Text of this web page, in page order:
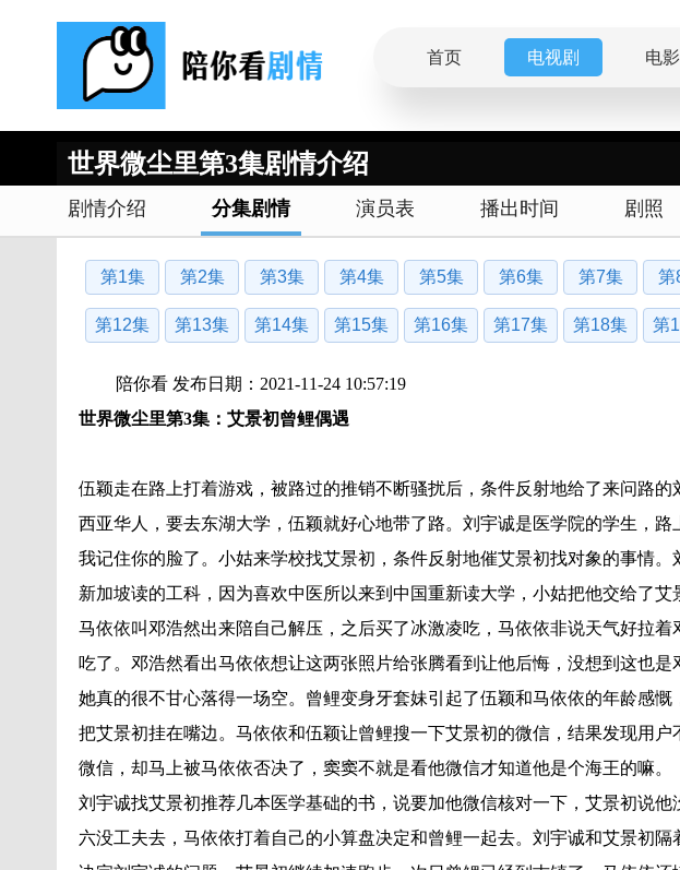
首页 电视剧 电影
世界微尘里第3集剧情介绍
剧情介绍 分集剧情 演员表 播出时间 剧照
第1集 第2集 第3集 第4集 第5集 第6集 第7集 第
第12集 第13集 第14集 第15集 第16集 第17集 第18集 第
陪你看 发布日期：2021-11-24 10:57:19
世界微尘里第3集：艾景初曾鲤偶遇
伍颖走在路上打着游戏，被路过的推销不断骚扰后，条件反射地给了来问路
西亚华人，要去东湖大学，伍颖就好心地带了路。刘宇诚是医学院的学生，路
我记住你的脸了。小姑来学校找艾景初，条件反射地催艾景初找对象的事情
新加坡读的工科，因为喜欢中医所以来到中国重新读大学，小姑把他交给了艾
马依依叫邓浩然出来陪自己解压，之后买了冰激凌吃，马依依非说天气好拉
吃了。邓浩然看出马依依想让这两张照片给张腾看到让他后悔，没想到这也是
她真的很不甘心落得一场空。曾鲤变身牙套妹引起了伍颖和马依依的年龄感
把艾景初挂在嘴边。马依依和伍颖让曾鲤搜一下艾景初的微信，结果发现用
微信，却马上被马依依否决了，窦窦不就是看他微信才知道他是个海王的嘛。
刘宇诚找艾景初推荐几本医学基础的书，说要加他微信核对一下，艾景初说
六没工夫去，马依依打着自己的小算盘决定和曾鲤一起去。刘宇诚和艾景初